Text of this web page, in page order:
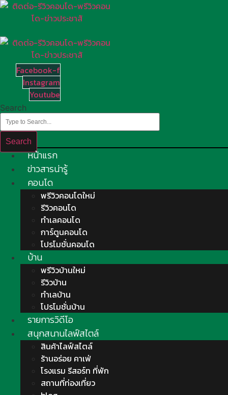
Skip
Facebook-f
Instagram
Youtube
Search
Search
หน้าแรก
ข่าวสารน่ารู้
คอนโด
พรีวิวคอนโดใหม่
รีวิวคอนโด
ทำเลคอนโด
การ์ตูนคอนโด
โปรโมชั่นคอนโด
บ้าน
พรีวิวบ้านใหม่
รีวิวบ้าน
ทำเลบ้าน
โปรโมชั่นบ้าน
รายการวิดีโอ
สนุกสนานไลฟ์สไตล์
สินค้าไลฟ์สไตล์
ร้านอร่อย คาเฟ่
โรงแรม รีสอร์ท ที่พัก
สถานที่ท่องเที่ยว